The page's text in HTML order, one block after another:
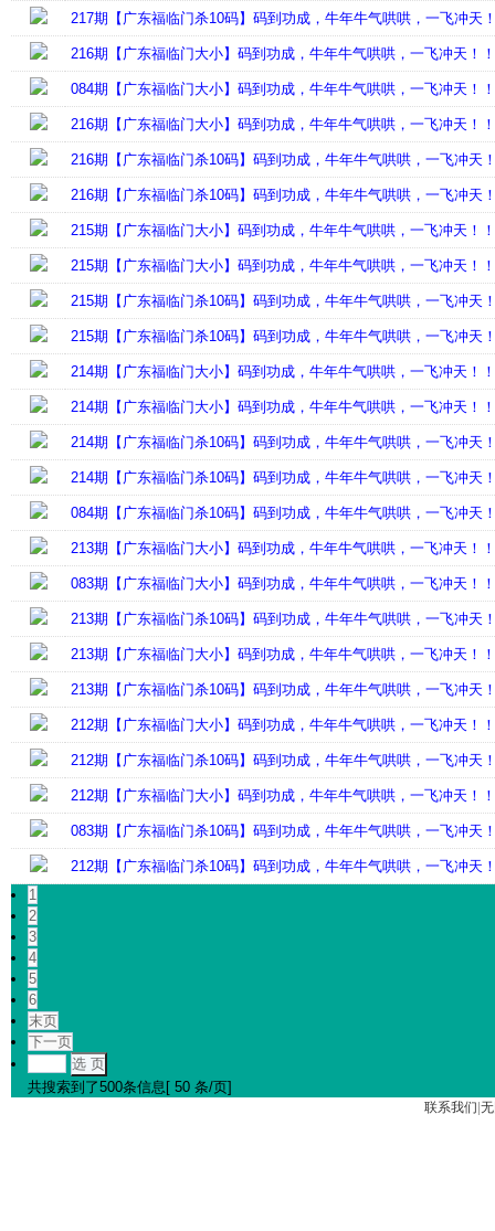
217期【广东福临门杀10码】码到功成，牛年牛气哄哄，一飞冲天
216期【广东福临门大小】码到功成，牛年牛气哄哄，一飞冲天！
084期【广东福临门大小】码到功成，牛年牛气哄哄，一飞冲天！
216期【广东福临门大小】码到功成，牛年牛气哄哄，一飞冲天！
216期【广东福临门杀10码】码到功成，牛年牛气哄哄，一飞冲天
216期【广东福临门杀10码】码到功成，牛年牛气哄哄，一飞冲天
215期【广东福临门大小】码到功成，牛年牛气哄哄，一飞冲天！
215期【广东福临门大小】码到功成，牛年牛气哄哄，一飞冲天！
215期【广东福临门杀10码】码到功成，牛年牛气哄哄，一飞冲天
215期【广东福临门杀10码】码到功成，牛年牛气哄哄，一飞冲天
214期【广东福临门大小】码到功成，牛年牛气哄哄，一飞冲天！
214期【广东福临门大小】码到功成，牛年牛气哄哄，一飞冲天！
214期【广东福临门杀10码】码到功成，牛年牛气哄哄，一飞冲天
214期【广东福临门杀10码】码到功成，牛年牛气哄哄，一飞冲天
084期【广东福临门杀10码】码到功成，牛年牛气哄哄，一飞冲天
213期【广东福临门大小】码到功成，牛年牛气哄哄，一飞冲天！
083期【广东福临门大小】码到功成，牛年牛气哄哄，一飞冲天！
213期【广东福临门杀10码】码到功成，牛年牛气哄哄，一飞冲天
213期【广东福临门大小】码到功成，牛年牛气哄哄，一飞冲天！
213期【广东福临门杀10码】码到功成，牛年牛气哄哄，一飞冲天
212期【广东福临门大小】码到功成，牛年牛气哄哄，一飞冲天！
212期【广东福临门杀10码】码到功成，牛年牛气哄哄，一飞冲天
212期【广东福临门大小】码到功成，牛年牛气哄哄，一飞冲天！
083期【广东福临门杀10码】码到功成，牛年牛气哄哄，一飞冲天
212期【广东福临门杀10码】码到功成，牛年牛气哄哄，一飞冲天
1
2
3
4
5
6
末页
下一页
选 页
共搜索到了500条信息[ 50 条/页]
联系我们